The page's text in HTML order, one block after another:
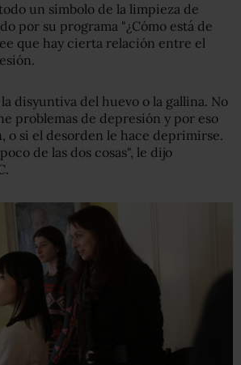
un símbolo de la limpieza de
por su programa "¿Cómo está de
que hay cierta relación entre el
disyuntiva del huevo o la gallina. No
problemas de depresión y por eso
o si el desorden le hace deprimirse.
de las dos cosas", le dijo